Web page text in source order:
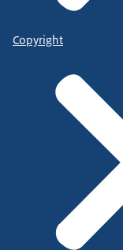
Copyright